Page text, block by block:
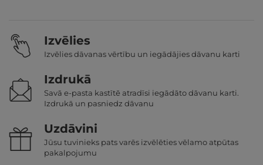
Izvēlies
Izvēlies dāvanas vērtību un iegādājies dāvanu karti
Izdrukā
Savā e-pasta kastītē atradīsi iegādāto dāvanu karti.
Izdrukā un pasniedz dāvanu
Uzdāvini
Jūsu tuvinieks pats varēs izvēlēties vēlamo atpūtas
pakalpojumu